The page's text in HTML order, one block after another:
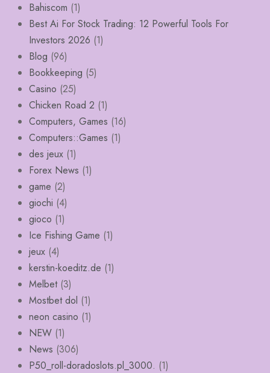
Bahiscom (1)
Best Ai For Stock Trading: 12 Powerful Tools For
Investors 2026 (1)
Blog (96)
Bookkeeping (5)
Casino (25)
Chicken Road 2 (1)
Computers, Games (16)
Computers::Games (1)
des jeux (1)
Forex News (1)
game (2)
giochi (4)
gioco (1)
Ice Fishing Game (1)
jeux (4)
kerstin-koeditz.de (1)
Melbet(3)
Mostbet dol (1)
neon casino (1)
NEW (1)
News (306)
P50_roll-doradoslots.pl_3000. (1)